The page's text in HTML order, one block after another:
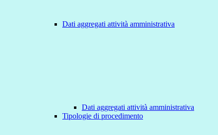
Dati aggregati attività amministrativa
Dati aggregati attività amministrativa
Tipologie di procedimento